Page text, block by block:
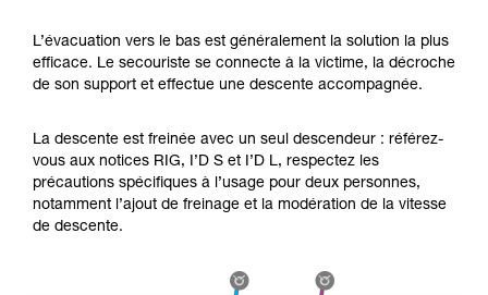
la manipulation, seul, en toute sécurité, avant
de la reproduire en autonomie.
Nous donnons des exemples de techniques
L’évacuation vers le bas est généralement la solution la plus
efficace. Le secouriste se connecte à la victime, la décroche
de son support et effectue une descente accompagnée.
La descente est freinée avec un seul descendeur : référez-
vous aux notices RIG, I’D S et I’D L, respectez les
précautions spécifiques à l’usage pour deux personnes,
notamment l’ajout de freinage et la modération de la vitesse
de descente.